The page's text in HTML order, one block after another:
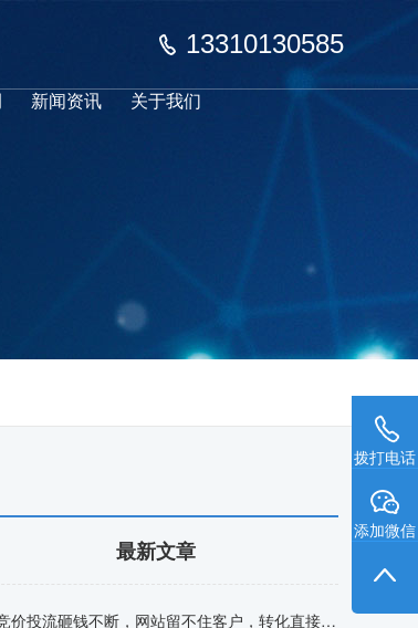
13310130585
新闻资讯 关于我们
最新文章
竞价投流砸钱不断，网站留不住客户，转化直接归零
拨打电话
添加微信